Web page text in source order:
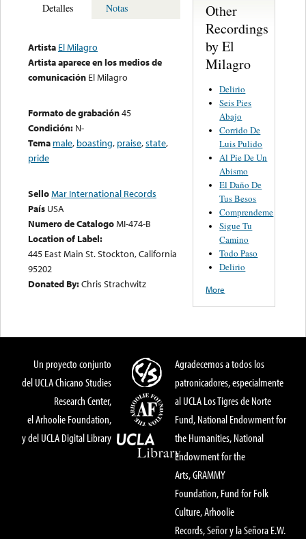
Detalles Notas
Artista El Milagro
Artista aparece en los medios de
comunicación El Milagro
Formato de grabación45
Condición: N-
Tema male, boasting, praise,state,
pride
SelloMar International Records
País USA
Numero de CatalogoMI-474-B
Location of Label:
445 East Main St. Stockton, California
95202
Donated By:Chris Strachwitz
Other
Recordings
by El
Milagro
Delirio
Seis Pies
Abajo
Corrido De
Luis Pulido
Al Pie De Un
Abismo
El Daño De
Tus Besos
Comprendeme
Sigue Tu
Camino
Todo Paso
Delirio
More
Un proyecto conjunto
del UCLA Chicano Studies
Research Center,
el Arhoolie Foundation,
y del UCLA Digital Library
Agradecemos a todos los
patronicadores, especialmente
al UCLA Los Tigres de Norte
Fund, National Endowment for
the Humanities, National
Endowment for the
Arts, GRAMMY
Foundation, Fund for Folk
Culture, Arhoolie
Records, Señor y la Señora E.W.